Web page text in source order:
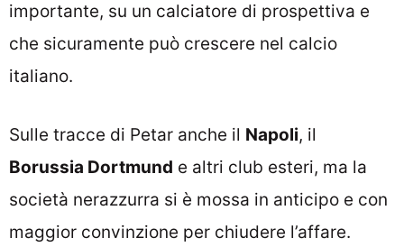
importante, su un calciatore di prospettiva e
che sicuramente può crescere nel calcio
italiano.
Sulle tracce di Petar anche il Napoli, il
Borussia Dortmund e altri club esteri, ma la
società nerazzurra si è mossa in anticipo e con
maggior convinzione per chiudere l’affare.